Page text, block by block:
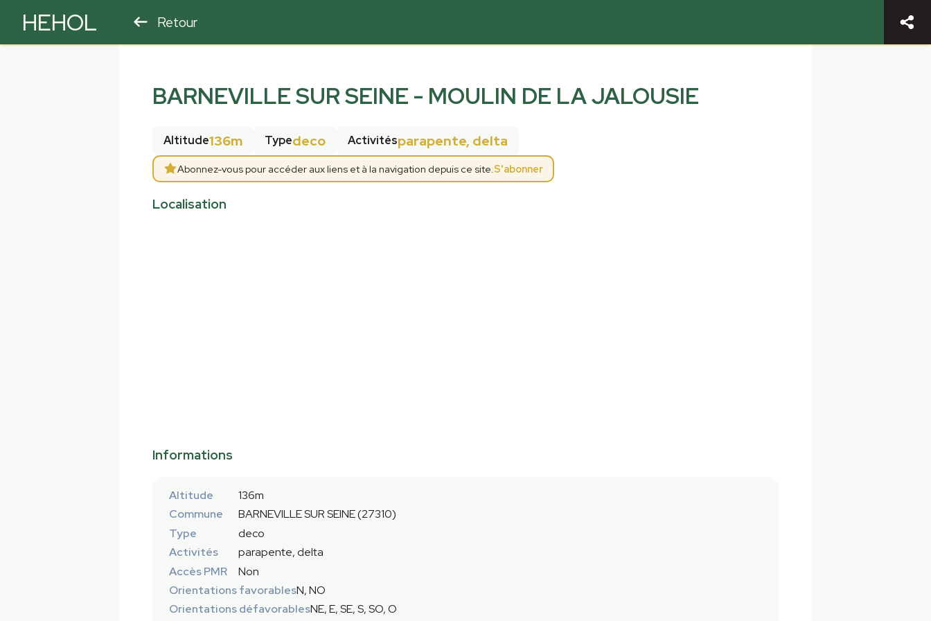
HEHOL Retour
BARNEVILLE SUR SEINE - MOULIN DE LA JALOUSIE
Altitude136m Typedeco Activitésparapente, delta
Abonnez-vous pour accéder aux liens et à la navigation depuis ce site.S'abonner
Localisation
Informations
Altitude
136m
Commune
BARNEVILLE SUR SEINE (27310)
Type
deco
Activités
parapente, delta
Accès PMR
Non
Orientations favorablesN, NO
Orientations défavorablesNE, E, SE, S, SO, O